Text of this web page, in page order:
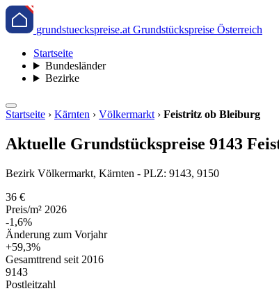
grundstueckspreise.at Grundstückspreise Österreich
Startseite
Bundesländer
Bezirke
Startseite › Kärnten › Völkermarkt › Feistritz ob Bleiburg
Aktuelle Grundstückspreise 9143
Bezirk Völkermarkt, Kärnten - PLZ: 9143, 9150
36 €
Preis/m² 2026
-1,6%
Änderung zum Vorjahr
+59,3%
Gesamttrend seit 2016
9143
Postleitzahl